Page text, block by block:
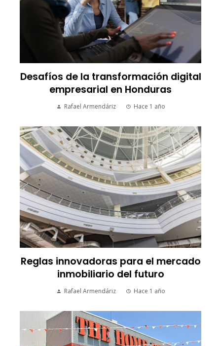
Desafíos de la transformación digital
empresarial en Honduras
Rafael Armendáriz Hace 1 año
Reglas innovadoras para el mercado
inmobiliario del futuro
Rafael Armendáriz Hace 1 año